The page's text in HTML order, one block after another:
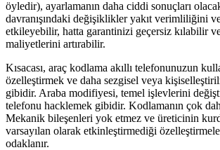
öyledir), ayarlamanın daha ciddi sonuçları
davranışındaki değişiklikler yakıt verimliliğini
etkileyebilir, hatta garantinizi geçersiz kılabilir
maliyetlerini artırabilir.
Kısacası, araç kodlama akıllı telefonunuzun
özelleştirmek ve daha sezgisel veya
gibidir. Araba modifiyesi, temel işlevlerini
telefonu hacklemek gibidir. Kodlamanın çok
Mekanik bileşenleri yok etmez ve üreticinin
varsayılan olarak etkinleştirmediği
odaklanır.